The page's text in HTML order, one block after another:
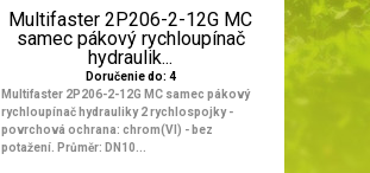
Multifaster 2P206-2-12G MC
samec pákový rychloupínač
hydraulik...
Doručenie do: 4
Multifaster 2P206-2-12G MC samec pákový
rychloupínač hydrauliky 2 rychlospojky -
povrchová ochrana: chrom(VI) - bez
potažení. Průměr: DN10...